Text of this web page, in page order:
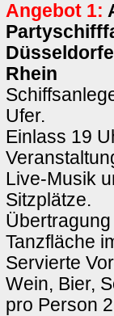
Angebot 1:
Rhein
Ufer.
Einlass 19
Live-Musik
Sitzplätze.
Tanzfläche
Servierte
Wein, Bier,
pro Person